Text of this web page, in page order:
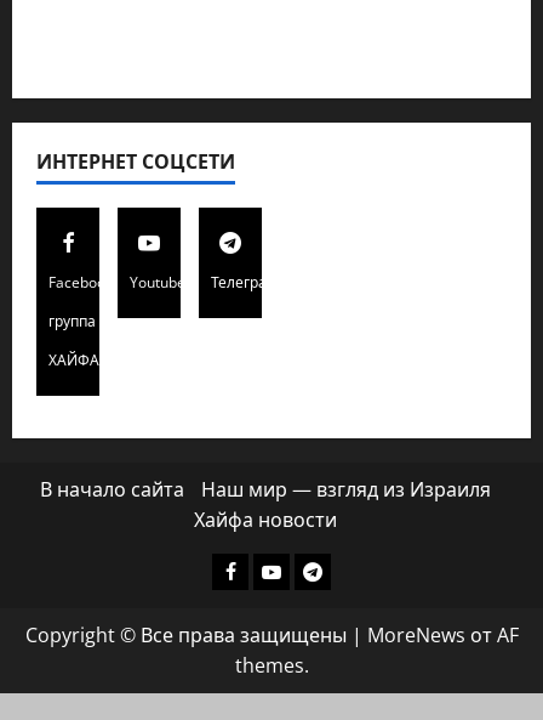
ИНТЕРНЕТ СОЦСЕТИ
Facebook
группа
ХАЙФАИНФО
Youtube Телеграмм
В начало сайта
Наш мир — взгляд из Израиля
Хайфа новости
Facebook
ХАЙФАИНФО
YoutubeТелеграмм
Copyright © Все права защищены | MoreNews от AF
themes.